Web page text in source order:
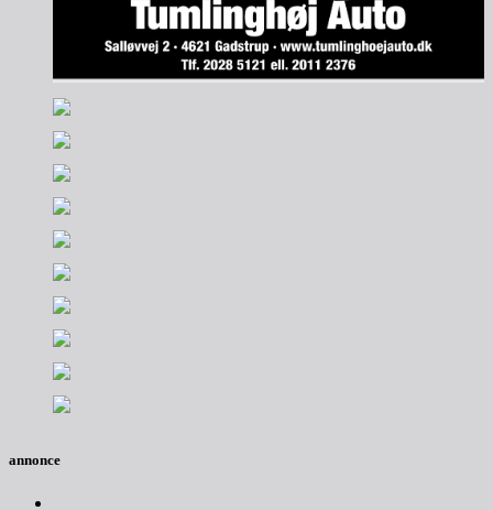
annonce